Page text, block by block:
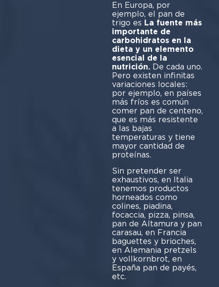
En Europa, por
ejemplo, el pan de
trigo es La fuente más
importante de
carbohidratos en la
dieta y un elemento
esencial de la
nutrición.De cada uno.
Pero existen infinitas
variaciones locales:
por ejemplo, en países
más fríos es común
comer pan de centeno,
que es más resistente
a las bajas
temperaturas y tiene
mayor cantidad de
proteínas.
Sin pretender ser
exhaustivos, en Italia
tenemos productos
horneados como
colines, piadina,
focaccia, pizza, pinsa,
pan de Altamura y pan
carasau, en Francia
baguettes y brioches,
en Alemania pretzels
y vollkornbrot, en
España pan de payés,
etc.